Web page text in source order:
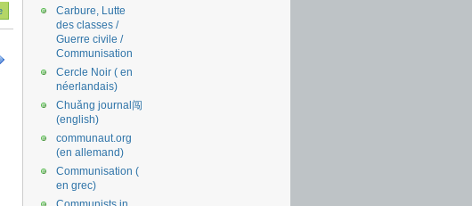
Carbure, Lutte
des classes /
Guerre civile /
Communisation
Cercle Noir ( en
néerlandais)
Chuǎng journal闯
(english)
communaut.org
(en allemand)
Communisation (
en grec)